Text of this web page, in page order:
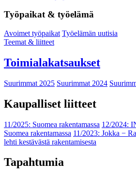
Työpaikat & työelämä
Avoimet työpaikat Työelämän uutisia
Teemat & liitteet
Toimialakatsaukset
Suurimmat 2025 Suurimmat 2024
Kaupalliset liitteet
11/2025: Suomea rakentamassa 12/2024:
Suomea rakentamassa 11/2023: Jokka −
lehti kestävästä rakentamisesta
Tapahtumia